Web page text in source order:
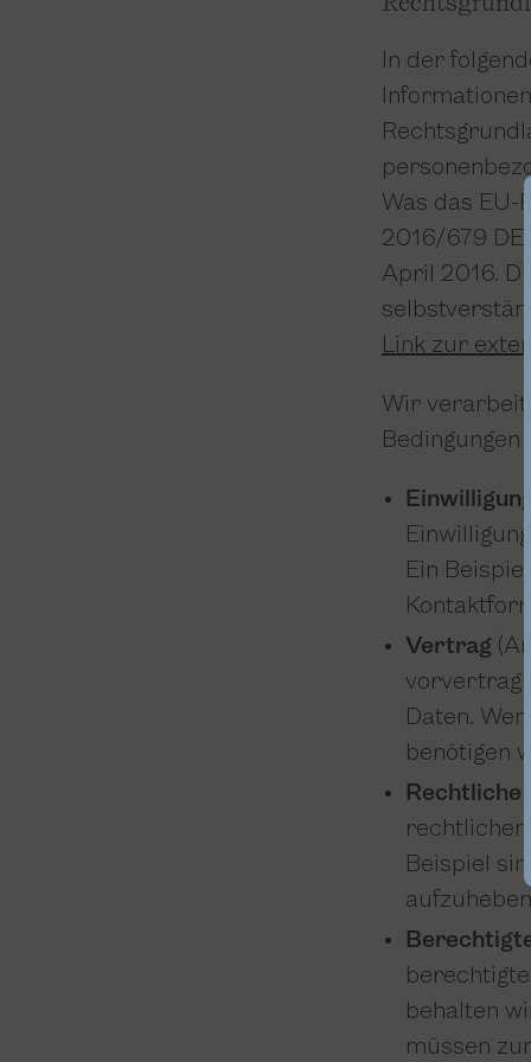
In der
Was das EU-
2016/679
April 2016.
Link zur
Wir
Bedingungen
Einwilligung
Ein
Vertrag
Daten.
benötigen
Rechtliche
Beispiel
behalten
müssen